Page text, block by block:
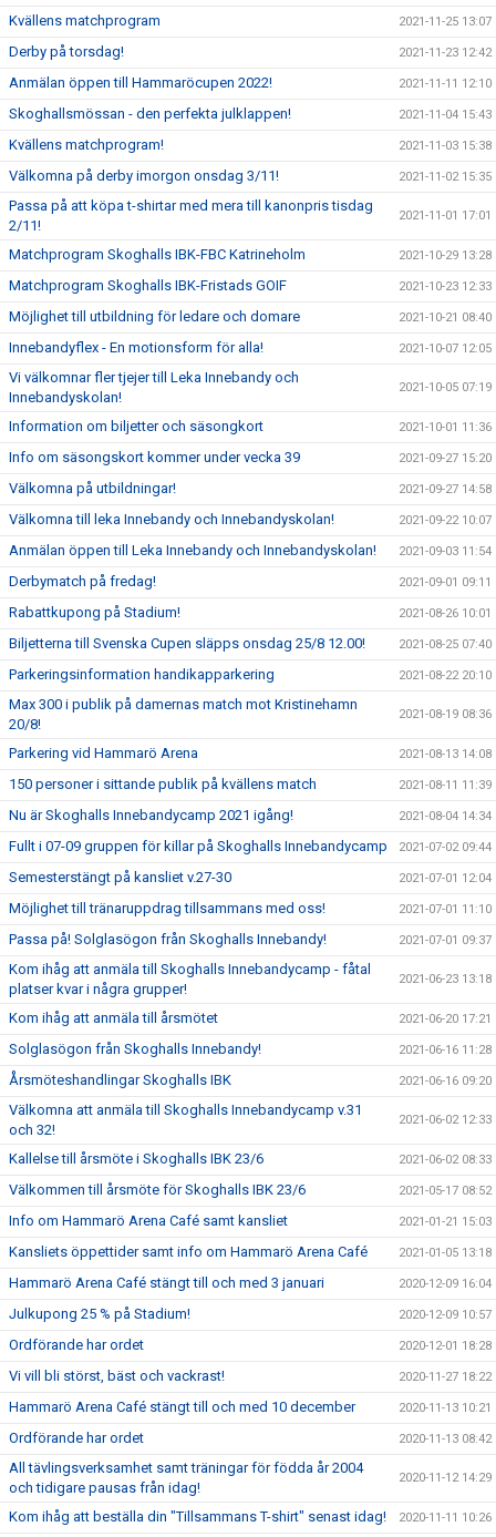
Kvällens matchprogram 2021-11-25 13:07
Derby på torsdag! 2021-11-23 12:42
Anmälan öppen till Hammaröcupen 2022! 2021-11-11 12:10
Skoghallsmössan - den perfekta julklappen! 2021-11-04 15:43
Kvällens matchprogram! 2021-11-03 15:38
Välkomna på derby imorgon onsdag 3/11! 2021-11-02 15:35
Passa på att köpa t-shirtar med mera till kanonpris tisdag
2/11!
2021-11-01 17:01
Matchprogram Skoghalls IBK-FBC Katrineholm 2021-10-29 13:28
Matchprogram Skoghalls IBK-Fristads GOIF 2021-10-23 12:33
Möjlighet till utbildning för ledare och domare 2021-10-21 08:40
Innebandyflex - En motionsform för alla! 2021-10-07 12:05
Vi välkomnar fler tjejer till Leka Innebandy och
Innebandyskolan!
2021-10-05 07:19
Information om biljetter och säsongkort 2021-10-01 11:36
Info om säsongskort kommer under vecka 39 2021-09-27 15:20
Välkomna på utbildningar! 2021-09-27 14:58
Välkomna till leka Innebandy och Innebandyskolan! 2021-09-22 10:07
Anmälan öppen till Leka Innebandy och Innebandyskolan! 2021-09-03 11:54
Derbymatch på fredag! 2021-09-01 09:11
Rabattkupong på Stadium! 2021-08-26 10:01
Biljetterna till Svenska Cupen släpps onsdag 25/8 12.00! 2021-08-25 07:40
Parkeringsinformation handikapparkering 2021-08-22 20:10
Max 300 i publik på damernas match mot Kristinehamn
20/8!
2021-08-19 08:36
Parkering vid Hammarö Arena 2021-08-13 14:08
150 personer i sittande publik på kvällens match 2021-08-11 11:39
Nu är Skoghalls Innebandycamp 2021 igång! 2021-08-04 14:34
Fullt i 07-09 gruppen för killar på Skoghalls Innebandycamp 2021-07-02 09:44
Semesterstängt på kansliet v.27-30 2021-07-01 12:04
Möjlighet till tränaruppdrag tillsammans med oss! 2021-07-01 11:10
Passa på! Solglasögon från Skoghalls Innebandy! 2021-07-01 09:37
Kom ihåg att anmäla till Skoghalls Innebandycamp - fåtal
platser kvar i några grupper!
2021-06-23 13:18
Kom ihåg att anmäla till årsmötet 2021-06-20 17:21
Solglasögon från Skoghalls Innebandy! 2021-06-16 11:28
Årsmöteshandlingar Skoghalls IBK 2021-06-16 09:20
Välkomna att anmäla till Skoghalls Innebandycamp v.31
och 32!
2021-06-02 12:33
Kallelse till årsmöte i Skoghalls IBK 23/6 2021-06-02 08:33
Välkommen till årsmöte för Skoghalls IBK 23/6 2021-05-17 08:52
Info om Hammarö Arena Café samt kansliet 2021-01-21 15:03
Kansliets öppettider samt info om Hammarö Arena Café 2021-01-05 13:18
Hammarö Arena Café stängt till och med 3 januari 2020-12-09 16:04
Julkupong 25 % på Stadium! 2020-12-09 10:57
Ordförande har ordet 2020-12-01 18:28
Vi vill bli störst, bäst och vackrast! 2020-11-27 18:22
Hammarö Arena Café stängt till och med 10 december 2020-11-13 10:21
Ordförande har ordet 2020-11-13 08:42
All tävlingsverksamhet samt träningar för födda år 2004
och tidigare pausas från idag!
2020-11-12 14:29
Kom ihåg att beställa din "Tillsammans T-shirt" senast idag! 2020-11-11 10:26